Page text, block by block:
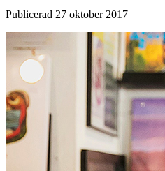
Publicerad 27 oktober 2017